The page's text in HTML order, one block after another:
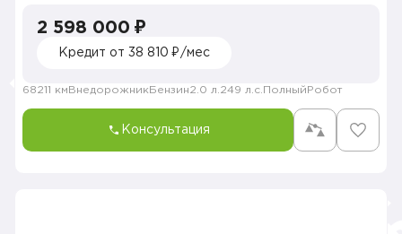
2 598 000 ₽
Кредит от 38 810 ₽/мес
68211 км Внедорожник Бензин2.0 л. 249 л.с. Полный Робот
Консультация